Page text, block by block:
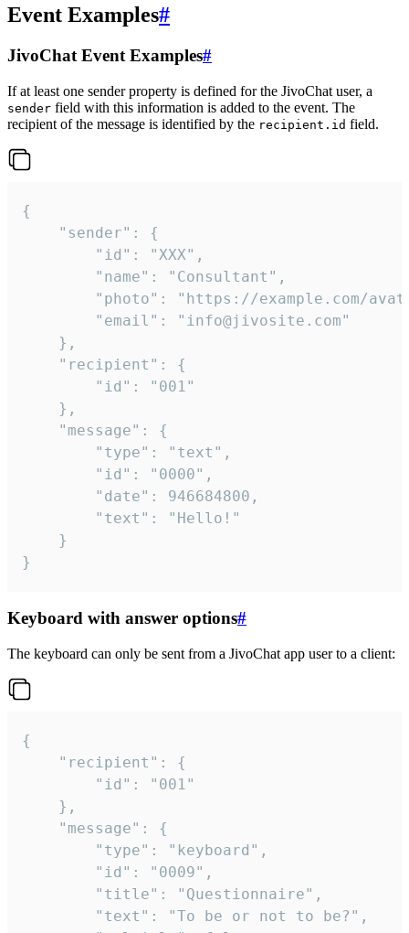
Event Examples#
JivoChat Event Examples#
If at least one sender property is defined for the JivoChat user, a
sender field with this information is added to the event. The
recipient of the message is identified by the recipient.id field.
{
}
Keyboard with answer options#
The keyboard can only be sent from a JivoChat app user to a client:
{